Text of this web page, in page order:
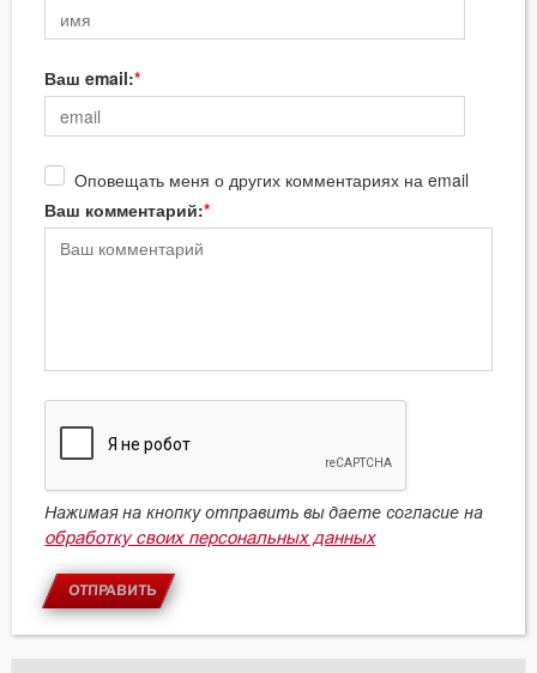
Ваш email:
Оповещать меня о других комментариях на email
Ваш комментарий:
Нажимая на кнопку отправить вы даете согласие на
обработку своих персональных данных
ОТПРАВИТЬ